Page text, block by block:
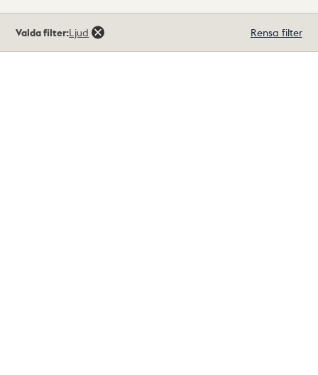
träffar
Valda filter:Ljud Rensa filter